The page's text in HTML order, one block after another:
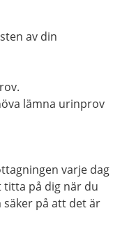
av din
lämna urinprov
varje dag
på dig när du
på att det är